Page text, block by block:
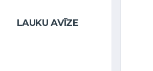
LAUKU AVĪZE